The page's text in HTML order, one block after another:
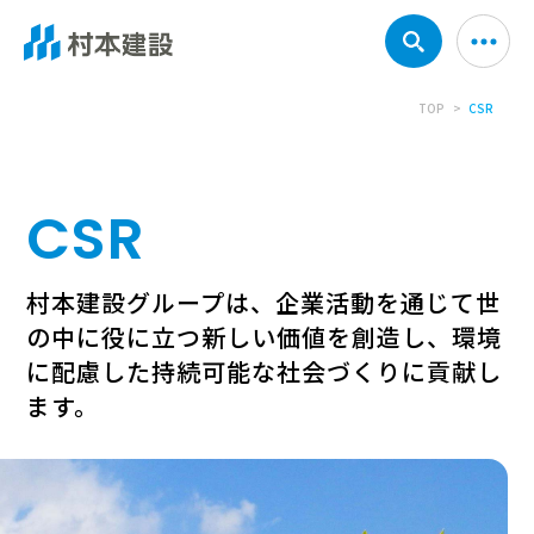
TOP CSR
CSR
村本建設グループは、企業活動を通じて世
の中に役に立つ新しい価値を創造し、環境
に配慮した持続可能な社会づくりに貢献し
ます。